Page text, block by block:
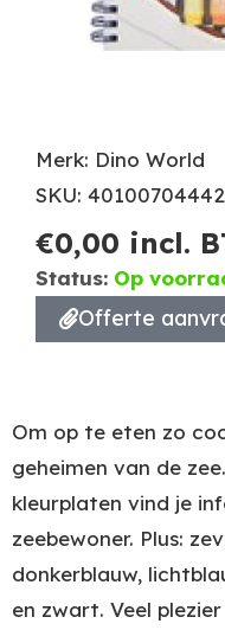
Merk: Dino World
SKU:
€0,00 incl.
Status: Op
Offerte
Om op te eten zo
geheimen van de
kleurplaten vind je
zeebewoner. Plus:
donkerblauw,
en zwart. Veel